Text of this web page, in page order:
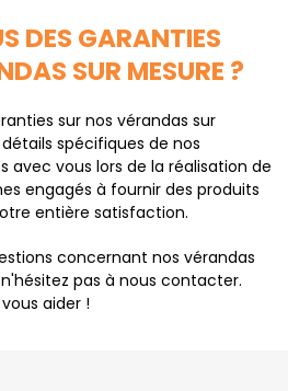
DES GARANTIES
SUR MESURE ?
sur nos vérandas sur
spécifiques de nos
avec vous lors de la réalisation de
engagés à fournir des produits
entière satisfaction.
concernant nos vérandas
pas à nous contacter.
aider !